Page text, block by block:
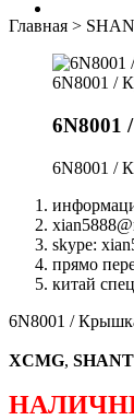
Главная >
6N8001 /
6N8001
6N8001 /
skype:
прямо
китай
6N8001 /
XCMG,